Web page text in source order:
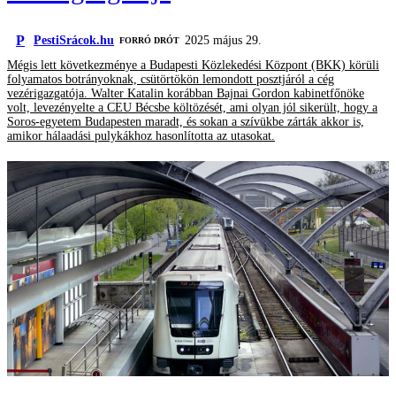
P PestiSrácok.hu FORRÓ DRÓT 2025 május 29.
Mégis lett következménye a Budapesti Közlekedési Központ (BKK) körüli
folyamatos botrányoknak, csütörtökön lemondott posztjáról a cég
vezérigazgatója. Walter Katalin korábban Bajnai Gordon kabinetfőnöke
volt, levezényelte a CEU Bécsbe költözését, ami olyan jól sikerült, hogy a
Soros-egyetem Budapesten maradt, és sokan a szívükbe zárták akkor is,
amikor hálaadási pulykákhoz hasonlította az utasokat.